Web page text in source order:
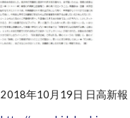
2018年10月19日 日高新報